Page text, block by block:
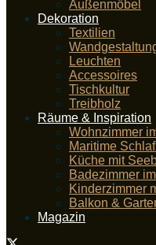
Außenmöbel
Dekoration
Textilien
Leuchten
Accessoires
Tischkultur
Treibholz
Räume & Inspiration
Wohnzimmer
Maritime
Küche mit
Badezimmer
Kinderzimmer
Balkon &
Magazin